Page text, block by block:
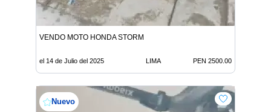
VENDO MOTO HONDA STORM
el 14 de Julio del 2025 LIMA PEN 2500.00
Nuevo